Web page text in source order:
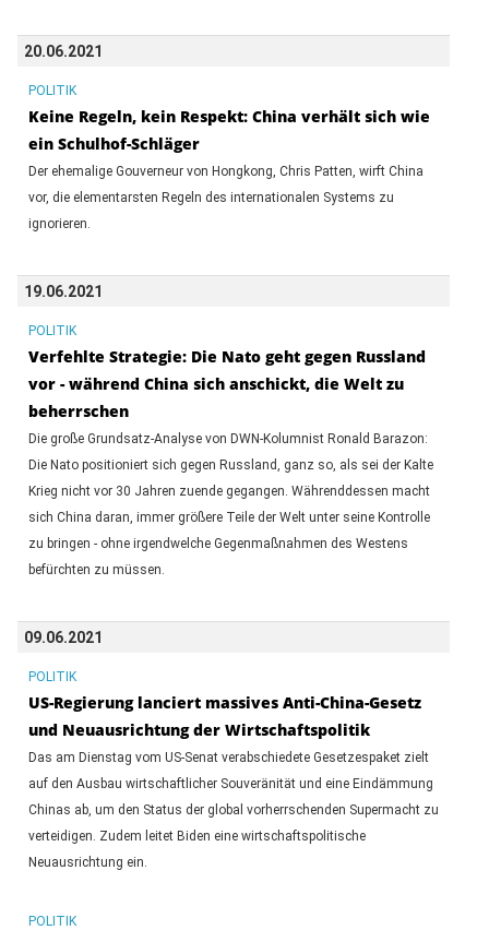
20.06.2021
POLITIK
Keine Regeln, kein Respekt: China verhält sich wie
ein Schulhof-Schläger
Der ehemalige Gouverneur von Hongkong, Chris Patten, wirft China
vor, die elementarsten Regeln des internationalen Systems zu
ignorieren.
19.06.2021
POLITIK
Verfehlte Strategie: Die Nato geht gegen Russland
vor - während China sich anschickt, die Welt zu
beherrschen
Die große Grundsatz-Analyse von DWN-Kolumnist Ronald Barazon:
Die Nato positioniert sich gegen Russland, ganz so, als sei der Kalte
Krieg nicht vor 30 Jahren zuende gegangen. Währenddessen macht
sich China daran, immer größere Teile der Welt unter seine Kontrolle
zu bringen - ohne irgendwelche Gegenmaßnahmen des Westens
befürchten zu müssen.
09.06.2021
POLITIK
US-Regierung lanciert massives Anti-China-Gesetz
und Neuausrichtung der Wirtschaftspolitik
Das am Dienstag vom US-Senat verabschiedete Gesetzespaket zielt
auf den Ausbau wirtschaftlicher Souveränität und eine Eindämmung
Chinas ab, um den Status der global vorherrschenden Supermacht zu
verteidigen. Zudem leitet Biden eine wirtschaftspolitische
Neuausrichtung ein.
POLITIK